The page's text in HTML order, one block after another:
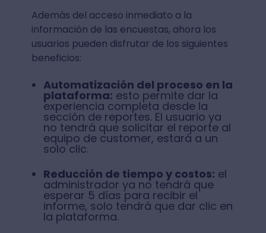
Además del acceso inmediato a la
información de las encuestas, ahora los
usuarios pueden disfrutar de los siguientes
beneficios:
Automatización del proceso en la
plataforma: esto permite dar la
experiencia completa desde la
sección de reportes. El usuario ya
no tendrá que solicitar el reporte al
equipo de customer, estará a un
solo clic.
Reducción de tiempo y costos: el
administrador ya no tendrá que
esperar 5 días para recibir el
informe, solo tendrá que dar clic en
la plataforma.